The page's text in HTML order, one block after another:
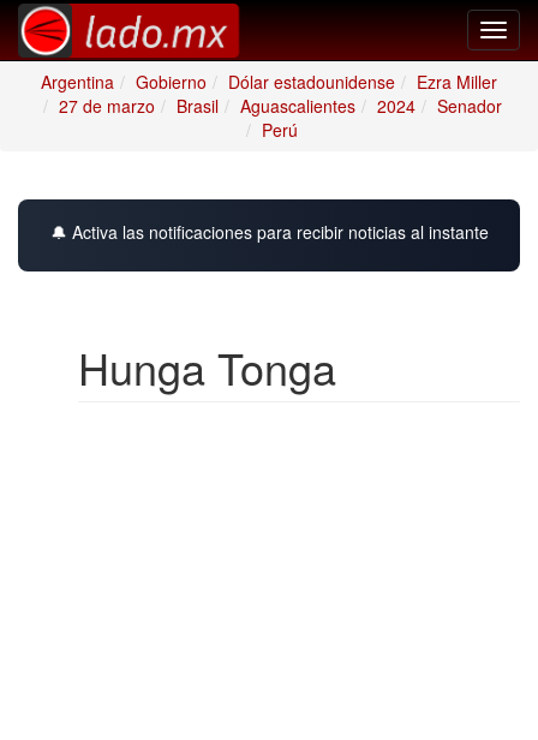
Argentina
Gobierno Dólar estadounidense
Ezra Miller
27 de marzo
Brasil Aguascalientes 2024
Senador
Perú
🔔 Activa las notificaciones para recibir noticias al instante
Hunga Tonga